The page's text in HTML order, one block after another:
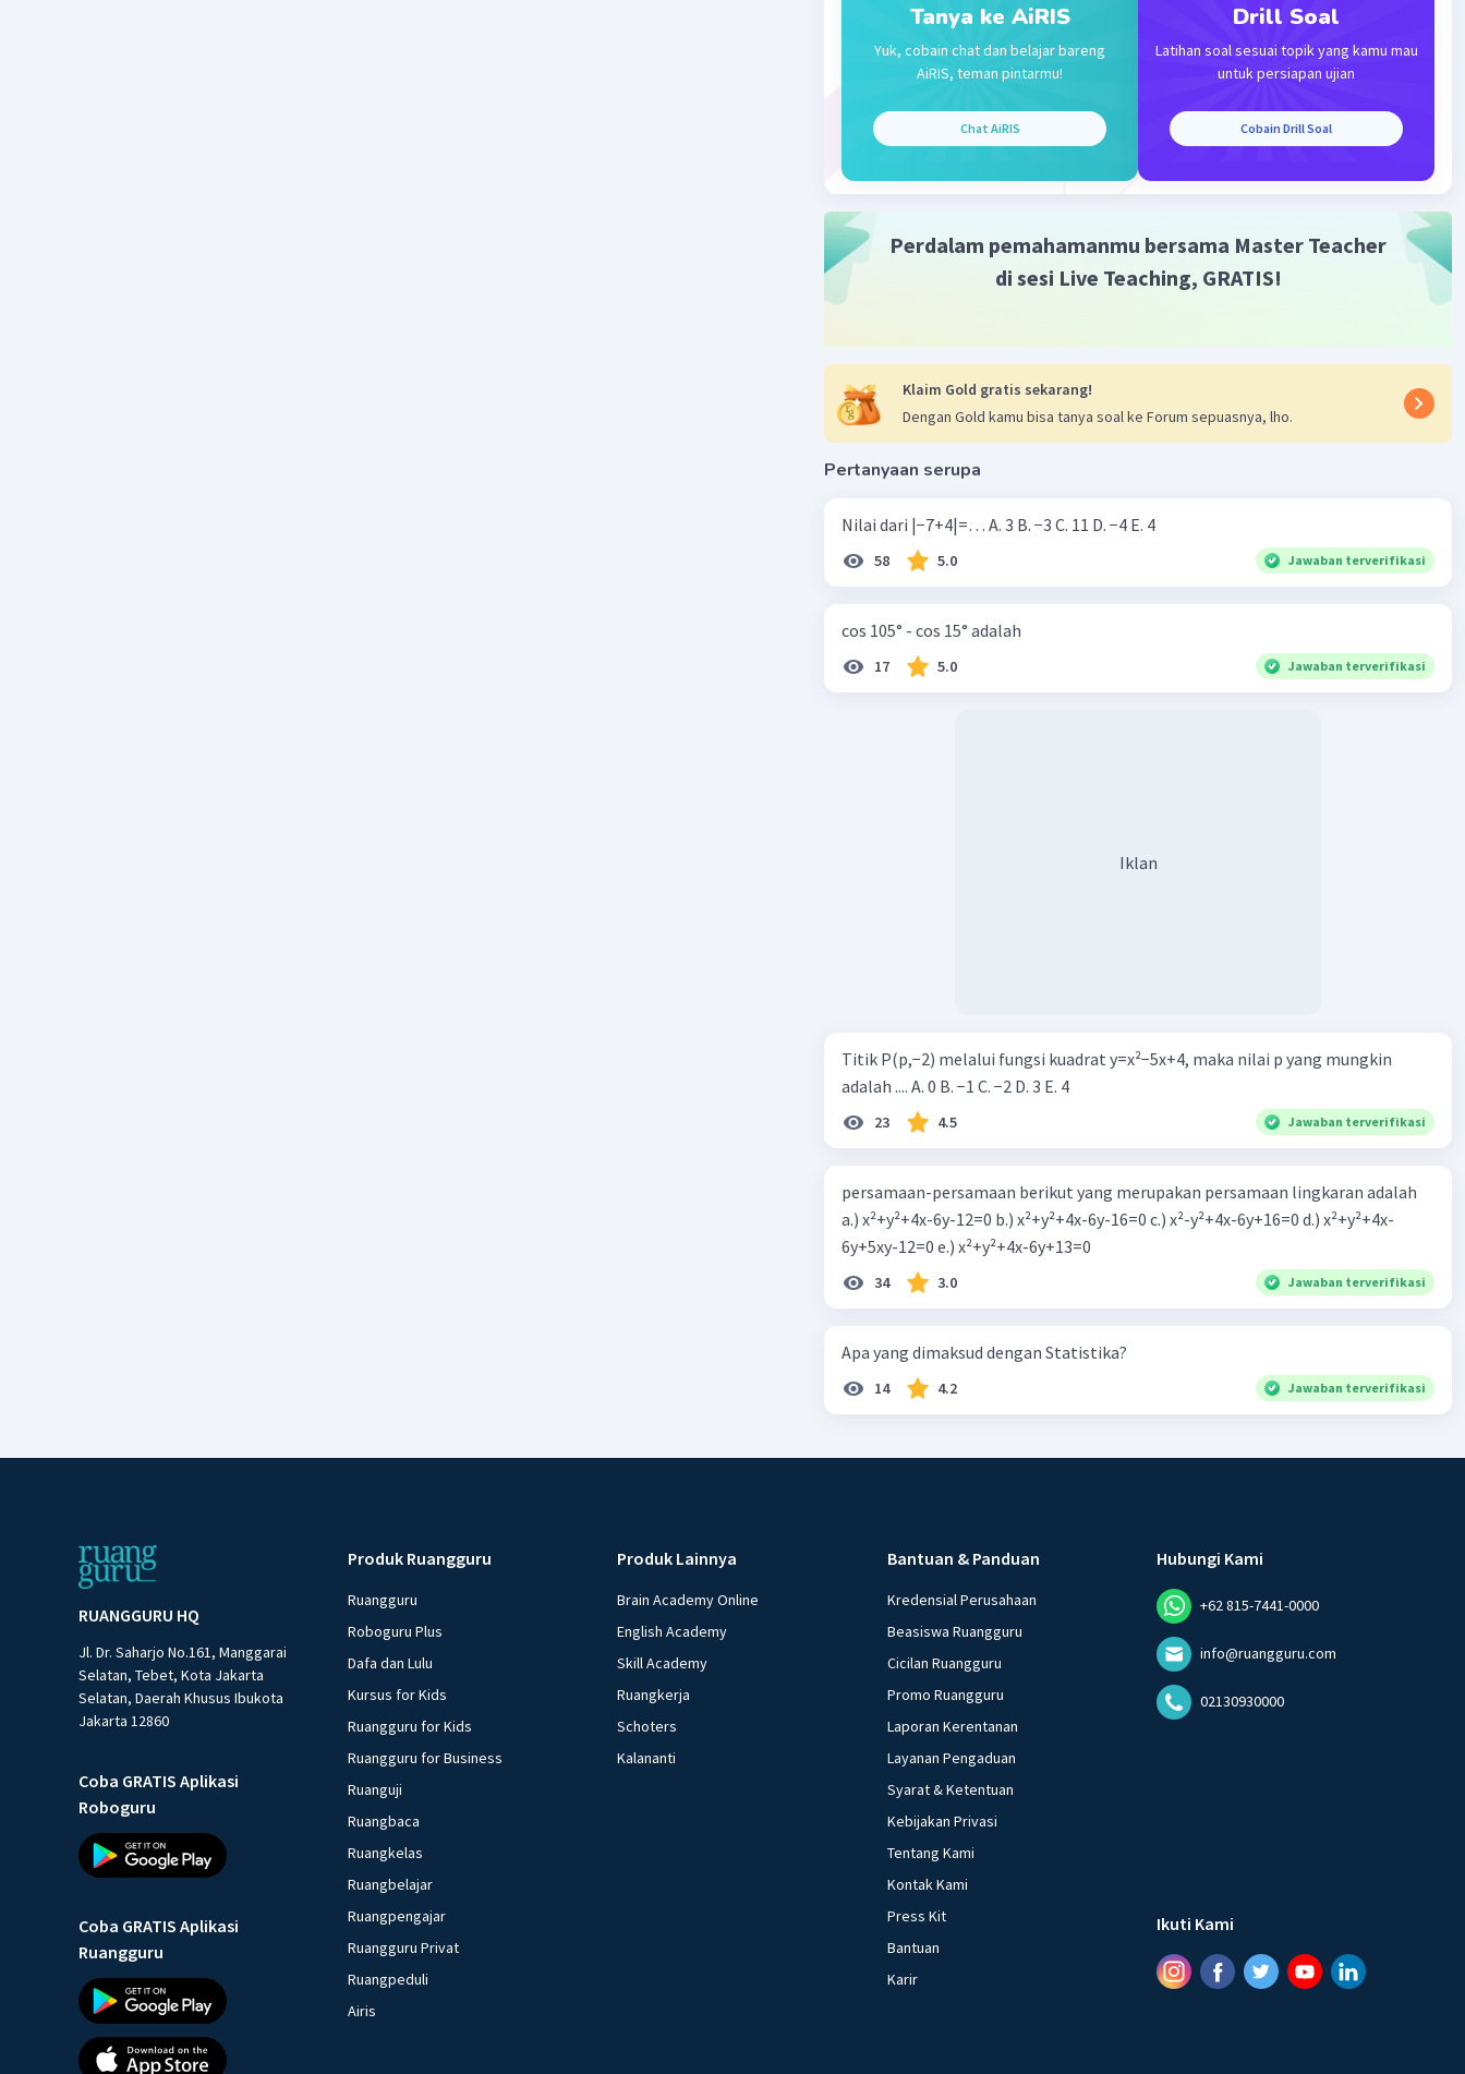
Tanya ke AiRIS
Yuk, cobain chat dan belajar bareng
AiRIS, teman pintarmu!
Chat AiRIS
Drill Soal
Latihan soal sesuai topik yang kamu mau
untuk persiapan ujian
Cobain Drill Soal
Perdalam pemahamanmu bersama Master Teacher
di sesi Live Teaching, GRATIS!
Klaim Gold gratis sekarang!
Dengan Gold kamu bisa tanya soal ke Forum sepuasnya, lho.
Pertanyaan serupa
Nilai dari |−7+4|=… A. 3 B. −3 C. 11 D. −4 E. 4
58 5.0 Jawaban terverifikasi
cos 105° - cos 15° adalah
17 5.0 Jawaban terverifikasi
Iklan
Titik P(p,−2) melalui fungsi kuadrat y=x²−5x+4, maka nilai p yang mungkin
adalah .... A. 0 B. −1 C. −2 D. 3 E. 4
23 4.5 Jawaban terverifikasi
persamaan-persamaan berikut yang merupakan persamaan lingkaran adalah
a.) x²+y²+4x-6y-12=0 b.) x²+y²+4x-6y-16=0 c.) x²-y²+4x-6y+16=0 d.) x²+y²+4x-
6y+5xy-12=0 e.) x²+y²+4x-6y+13=0
34 3.0 Jawaban terverifikasi
Apa yang dimaksud dengan Statistika?
14 4.2 Jawaban terverifikasi
RUANGGURU HQ
Jl. Dr. Saharjo No.161, Manggarai
Selatan, Tebet, Kota Jakarta
Selatan, Daerah Khusus Ibukota
Jakarta 12860
Coba GRATIS Aplikasi
Roboguru
Coba GRATIS Aplikasi
Ruangguru
Produk Ruangguru
Ruangguru
Roboguru Plus
Dafa dan Lulu
Kursus for Kids
Ruangguru for Kids
Ruangguru for Business
Ruanguji
Ruangbaca
Ruangkelas
Ruangbelajar
Ruangpengajar
Ruangguru Privat
Ruangpeduli
Airis
Produk Lainnya
Brain Academy Online
English Academy
Skill Academy
Ruangkerja
Schoters
Kalananti
Bantuan & Panduan
Kredensial Perusahaan
Beasiswa Ruangguru
Cicilan Ruangguru
Promo Ruangguru
Laporan Kerentanan
Layanan Pengaduan
Syarat & Ketentuan
Kebijakan Privasi
Tentang Kami
Kontak Kami
Press Kit
Bantuan
Karir
Hubungi Kami
+62 815-7441-0000
info@ruangguru.com
02130930000
Ikuti Kami